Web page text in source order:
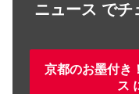
ニュース でチ
京都のお墨付き
ス